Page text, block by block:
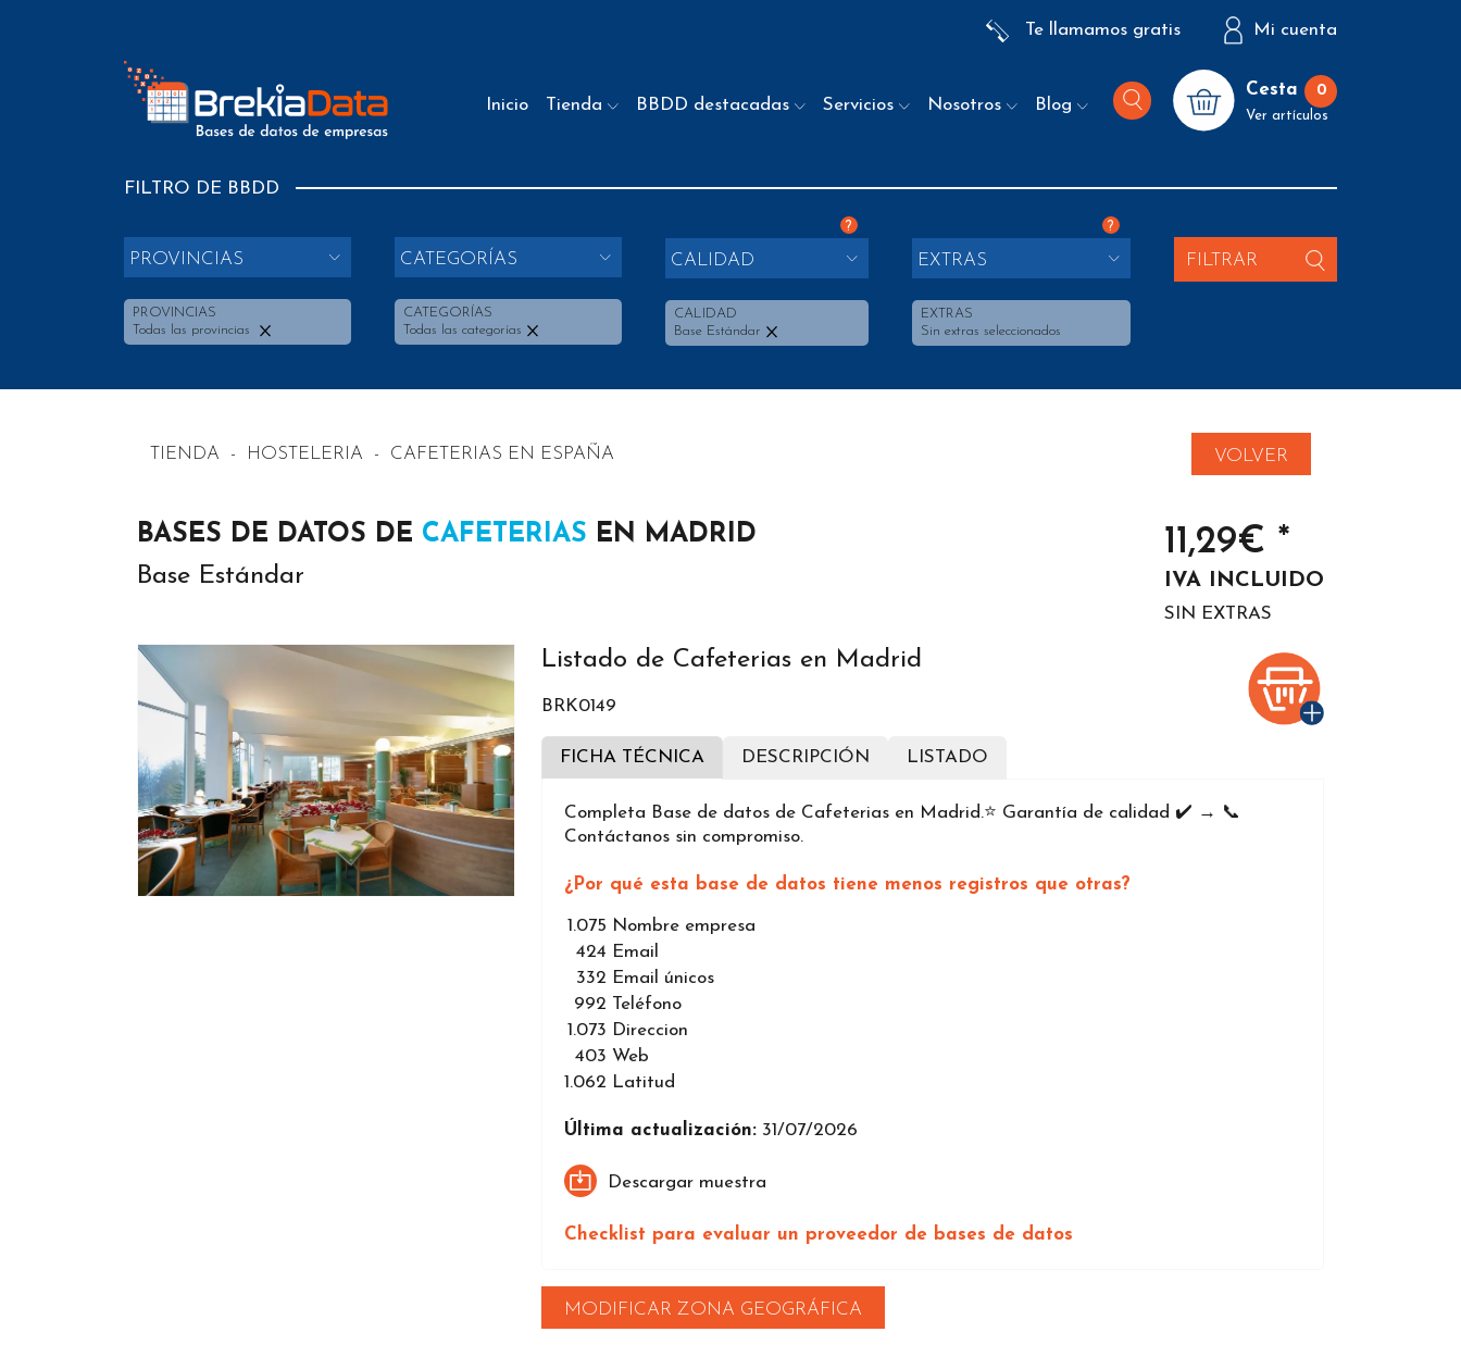
Te llamamos gratis Mi cuenta
Inicio Tienda BBDD destacadas Servicios Nosotros Blog
Cesta 0
Ver artículos
FILTRO DE BBDD
PROVINCIAS
PROVINCIAS
Todas las provincias
CATEGORÍAS
CATEGORÍAS
Todas las categorías
?
CALIDAD
CALIDAD
Base Estándar
?
EXTRAS
EXTRAS
Sin extras seleccionados
FILTRAR
TIENDA - HOSTELERIA - CAFETERIAS EN ESPAÑA VOLVER
BASES DE DATOS DE CAFETERIAS EN MADRID
Base Estándar
11,29€ *
IVA INCLUIDO
SIN EXTRAS
Listado de Cafeterias en Madrid
BRK0149
FICHA TÉCNICA DESCRIPCIÓN LISTADO
Completa Base de datos de Cafeterias en Madrid.⭐️ Garantía de calidad ✔️ → 📞
Contáctanos sin compromiso.
¿Por qué esta base de datos tiene menos registros que otras?
1.075 Nombre empresa
424 Email
332 Email únicos
992 Teléfono
1.073 Direccion
403 Web
1.062 Latitud
Última actualización: 31/07/2026
Descargar muestra
Checklist para evaluar un proveedor de bases de datos
MODIFICAR ZONA GEOGRÁFICA